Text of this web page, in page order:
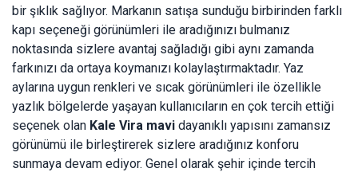
bir şıklık sağlıyor. Markanın satışa sunduğu birbirinden farklı
kapı seçeneği görünümleri ile aradığınızı bulmanız
noktasında sizlere avantaj sağladığı gibi aynı zamanda
farkınızı da ortaya koymanızı kolaylaştırmaktadır. Yaz
aylarına uygun renkleri ve sıcak görünümleri ile özellikle
yazlık bölgelerde yaşayan kullanıcıların en çok tercih ettiği
seçenek olan Kale Vira mavi dayanıklı yapısını zamansız
görünümü ile birleştirerek sizlere aradığınız konforu
sunmaya devam ediyor. Genel olarak şehir içinde tercih